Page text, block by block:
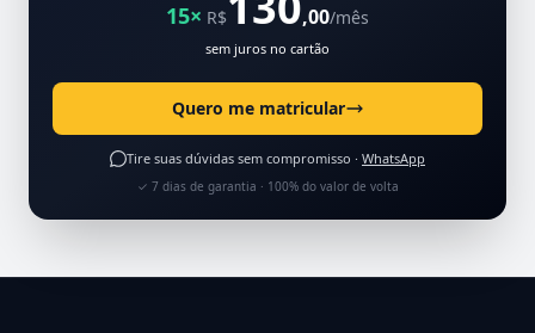
15× R$ ,00/mês
sem juros no cartão
Quero me matricular
Tire suas dúvidas sem compromisso · WhatsApp
✓ 7 dias de garantia · 100% do valor de volta